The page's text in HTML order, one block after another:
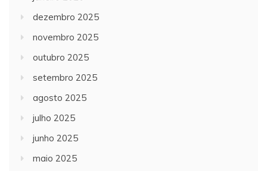
dezembro 2025
novembro 2025
outubro 2025
setembro 2025
agosto 2025
julho 2025
junho 2025
maio 2025